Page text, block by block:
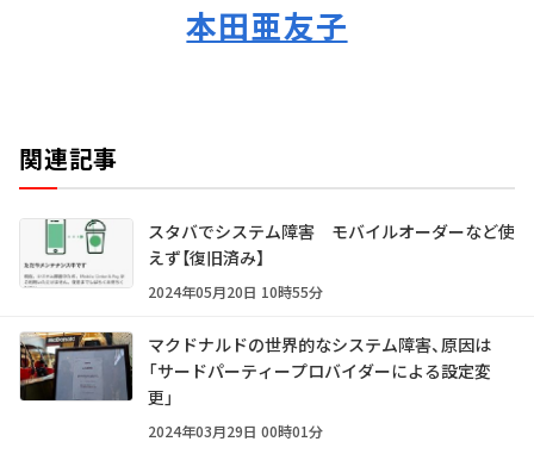
本田亜友子
関連記事
スタバでシステム障害 モバイルオーダーなど使
えず【復旧済み】
2024年05月20日 10時55分
マクドナルドの世界的なシステム障害、原因は
「サードパーティープロバイダーによる設定変
更」
2024年03月29日 00時01分